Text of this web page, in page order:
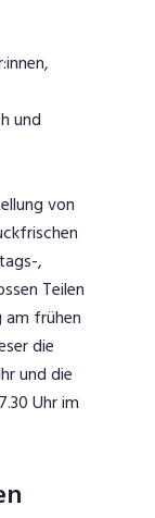
und
von
,
Teilen
am frühen
die
und die
Uhr im